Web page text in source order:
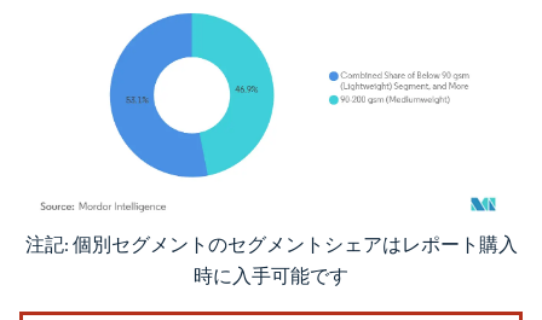
画像 © Mordor Intelligence。再利用にはCC BY 4.0の表示が必要です。
注記: 個別セグメントのセグメントシェアはレポート購入
時に入手可能です